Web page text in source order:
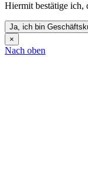
Hiermit bestätige ich,
Ja, ich bin
×
Nach oben